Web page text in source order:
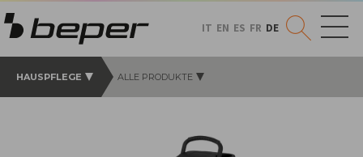
IT EN ES FR DE
HAUSPFLEGE ALLE PRODUKTE